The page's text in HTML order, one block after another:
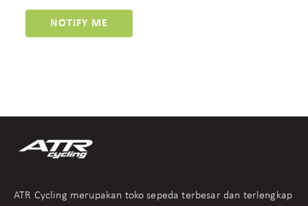
NOTIFY ME
ATR Cycling merupakan toko sepeda terbesar dan terlengkap